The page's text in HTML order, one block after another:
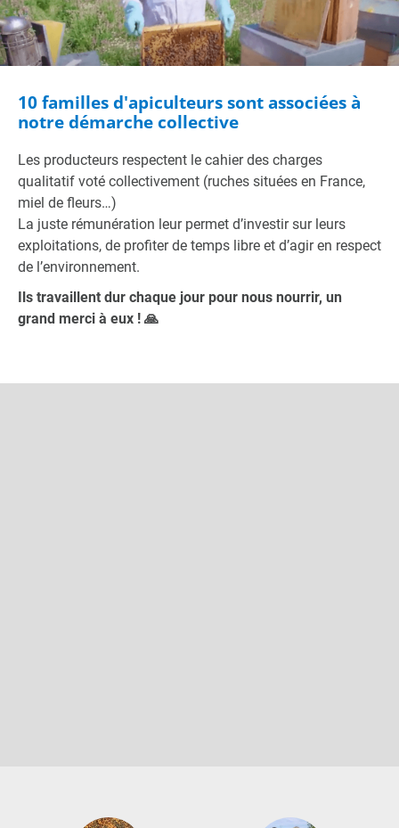
10 familles d'apiculteurs sont associées à
notre démarche collective
Les producteurs respectent le cahier des charges
qualitatif voté collectivement (ruches situées en France,
miel de fleurs…)
La juste rémunération leur permet d’investir sur leurs
exploitations, de profiter de temps libre et d’agir en respect
de l’environnement.
Ils travaillent dur chaque jour pour nous nourrir, un
grand merci à eux ! 🙏